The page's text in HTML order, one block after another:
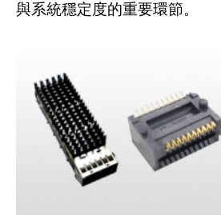
與系統穩定度的重要環節。